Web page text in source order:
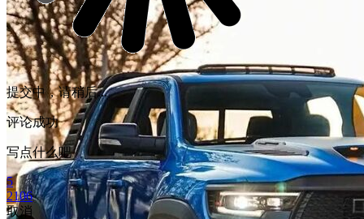
提交中，请稍后...
评论成功
写点什么吧
5
2106
取消